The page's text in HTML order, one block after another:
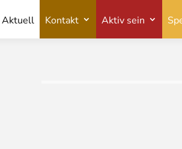
Aktuell Kontakt Aktiv sein
Aktuell Kontakt Aktiv sein